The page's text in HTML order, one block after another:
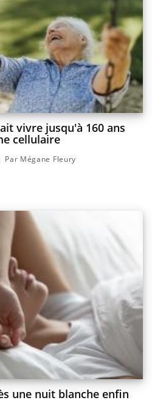
vivre jusqu'à 160 ans
cellulaire
Par Mégane Fleury
une nuit blanche enfin